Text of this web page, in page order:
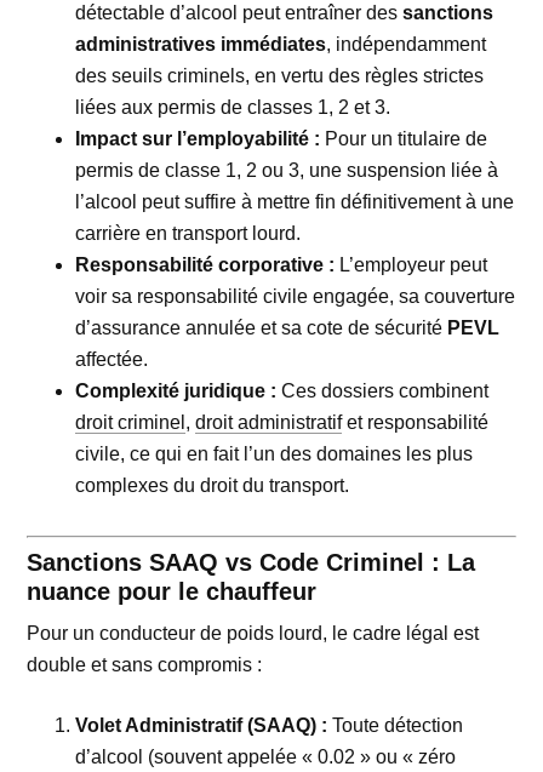
détectable d’alcool peut entraîner dessanctions
administratives immédiates, indépendamment
des seuils criminels, en vertu des règles strictes
liées aux permis de classes 1, 2 et 3.
Impact sur l’employabilité : Pour un titulaire de
permis de classe 1, 2 ou 3, une suspension liée à
l’alcool peut suffire à mettre fin définitivement à une
carrière en transport lourd.
Responsabilité corporative : L’employeur peut
voir sa responsabilité civile engagée, sa couverture
d’assurance annulée et sa cote de sécurité PEVL
affectée.
Complexité juridique : Ces dossiers combinent
droit criminel ,droit administratifet responsabilité
civile, ce qui en fait l’un des domaines les plus
complexes du droit du transport.
Sanctions SAAQ vs Code Criminel : La
nuance pour le chauffeur
Pour un conducteur de poids lourd, le cadre légal est
double et sans compromis :
Volet Administratif (SAAQ) : Toute détection
d’alcool (souvent appelée « 0.02 » ou « zéro